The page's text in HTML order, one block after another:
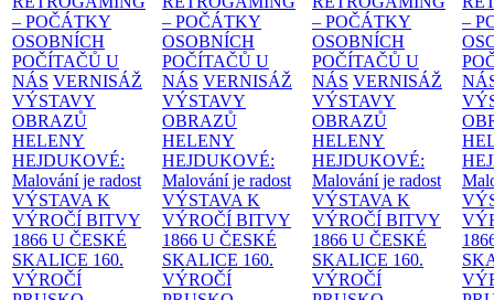
– POČÁTKY
OSOBNÍCH
POČÍTAČŮ U
NÁS VERNISÁŽ
VÝSTAVY
OBRAZŮ
HELENY
HEJDUKOVÉ:
Malování je radost
VÝSTAVA K
VÝROČÍ BITVY
1866 U ČESKÉ
SKALICE 160.
VÝROČÍ
– POČÁTKY
OSOBNÍCH
POČÍTAČŮ U
NÁS VERNISÁŽ
VÝSTAVY
OBRAZŮ
HELENY
HEJDUKOVÉ:
Malování je radost
VÝSTAVA K
VÝROČÍ BITVY
1866 U ČESKÉ
SKALICE 160.
VÝROČÍ
– POČÁTKY
OSOBNÍCH
POČÍTAČŮ U
NÁS VERNISÁŽ
VÝSTAVY
OBRAZŮ
HELENY
HEJDUKOVÉ:
Malování je radost
VÝSTAVA K
VÝROČÍ BITVY
1866 U ČESKÉ
SKALICE 160.
VÝROČÍ
–